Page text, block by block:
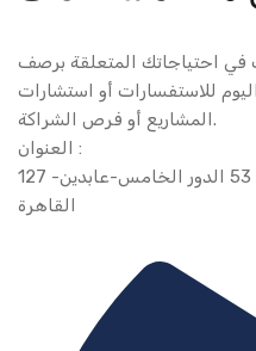
احتياجاتك المتعلقة برصف
للاستفسارات أو استشارات
المشاريع أو فرص الشراكة.
العنوان :
127 ش محمد فريد-برج البستان-شقة 53 الدور الخامس-عابدين-
القاهرة